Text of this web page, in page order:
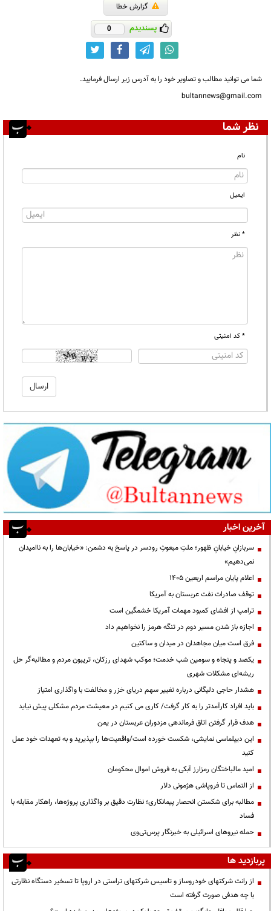
گزارش خطا
پسندیدم 0
شما می توانید مطالب و تصاویر خود را به آدرس زیر ارسال فرمایید.
bultannews@gmail.com
نظر شما
نام
ایمیل
* نظر
* کد امنیتی
آخرین اخبار
سربازانِ خیابانِ ظهور؛ ملتِ مبعوثِ رودسر در پاسخ به دشمن: «خیابان‌ها را به ناامیدان
نمی‌دهیم»
اعلام پایان مراسم اربعین ۱۴۰۵
توقف صادرات نفت عربستان به آمریکا
ترامپ از افشای کمبود مهمات آمریکا خشمگین است
اجازه باز شدن مسیر دوم در تنگه هرمز را نخواهیم داد
فرق است میان مجاهدان در میدان و ساکتین
یکصد و پنجاه و سومین شب خدمت؛ موکب شهدای رزکان، تریبون مردم و مطالبه‌گر حل
ریشه‌ای مشکلات شهری
هشدار حاجی دلیگانی درباره تغییر سهم دریای خزر و مخالفت با واگذاری امتیاز
باید افراد کارآمدتر را به کار گرفت/ کاری می کنیم در معیشت مردم مشکلی پیش نیاید
هدف قرار گرفتن اتاق‌ فرماندهی مزدوران عربستان در یمن
این دیپلماسی نمایشی، شکست خورده است/واقعیت‌ها را بپذیرید و به تعهدات خود عمل
کنید
امید مالباختگان رمزارز آبکی به فروش اموال محکومان
از التماس تا فروپاشی هژمونی دلار
مطالبه برای شکستن انحصار پیمانکاری؛ نظارت دقیق بر واگذاری پروژه‌ها، راهکار مقابله با
فساد
حمله نیروهای اسرائیلی به خبرنگار پرس‌تی‌وی
پربازدید ها
از رانت‌ شرکتهای خودروساز و تاسیس شرکتهای تراستی در اروپا تا تسخیر دستگاه نظارتی
با چه هدفی صورت گرفته است